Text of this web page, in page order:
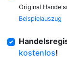
Original
Beispielauszug
kostenlos!